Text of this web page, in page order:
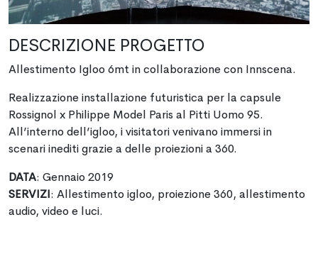
DESCRIZIONE PROGETTO
Allestimento Igloo 6mt in collaborazione con Innscena.
Realizzazione installazione futuristica per la capsule
Rossignol x Philippe Model Paris al Pitti Uomo 95.
All’interno dell’igloo, i visitatori venivano immersi in
scenari inediti grazie a delle proiezioni a 360.
DATA: Gennaio 2019
SERVIZI: Allestimento igloo, proiezione 360, allestimento
audio, video e luci.